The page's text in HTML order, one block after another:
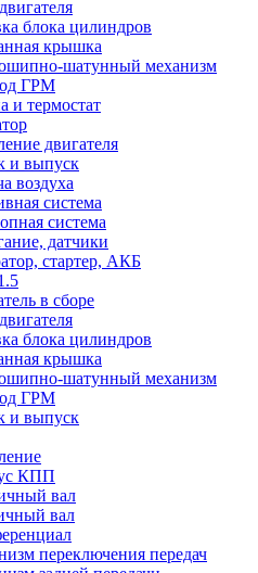
блока цилиндров
крышка
шатунный механизм
ГРМ
и термостат
двигателя
и выпуск
воздуха
система
система
датчики
стартер, АКБ
в сборе
блока цилиндров
крышка
шатунный механизм
ГРМ
и выпуск
КПП
вал
вал
переключения передач